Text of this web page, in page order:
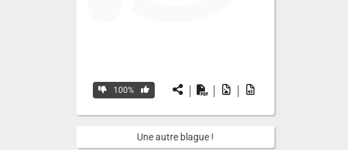
100% | | |
Une autre blague !